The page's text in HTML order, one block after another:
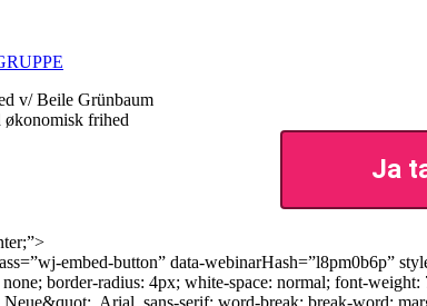
v/ Beile Grünbaum
økonomisk frihed
Ja
embed-button” data-webinarHash=”l8pm0b6p”
border-radius: 4px; white-space: normal; font-
Arial, sans-serif; word-break: break-word;